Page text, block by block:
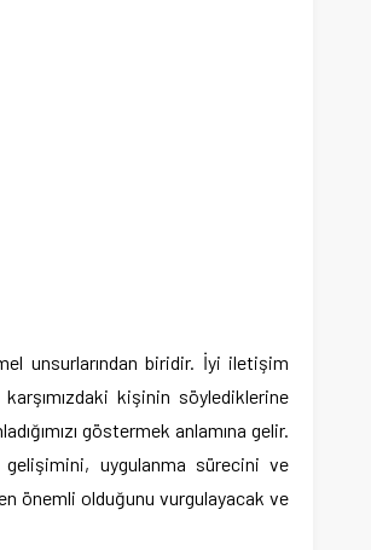
unsurlarından biridir. İyi iletişim
kişinin söylediklerine
göstermek anlamına gelir.
gelişimini, uygulanma sürecini ve
önemli olduğunu vurgulayacak ve